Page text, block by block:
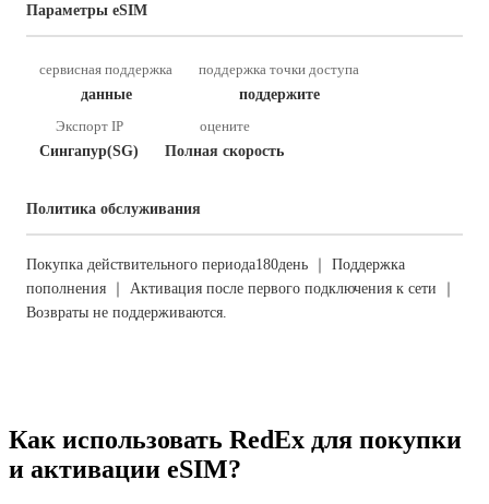
Параметры eSIM
сервисная поддержка
данные
поддержка точки доступа
поддержите
Экспорт IP
Сингапур(SG)
оцените
Полная скорость
Политика обслуживания
Покупка действительного периода180день ｜ Поддержка
пополнения ｜ Активация после первого подключения к сети ｜
Возвраты не поддерживаются.
Как использовать RedEx для покупки
и активации eSIM?